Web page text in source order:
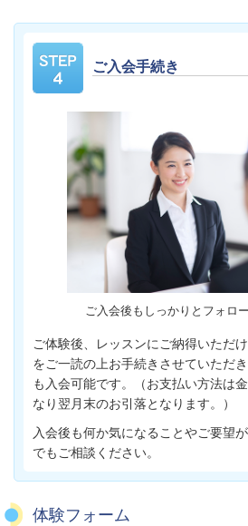
ご入会手続き
ご入会後もしっかりとフォロ
ご体験後、レッスンにご納得いただ
をご一読の上お手続きさせていただ
も入会可能です。（お支払い方法は
なり翌月末のお引落となります。）
入会後も何か気になることやご要望
でもご相談ください。
体験フォーム